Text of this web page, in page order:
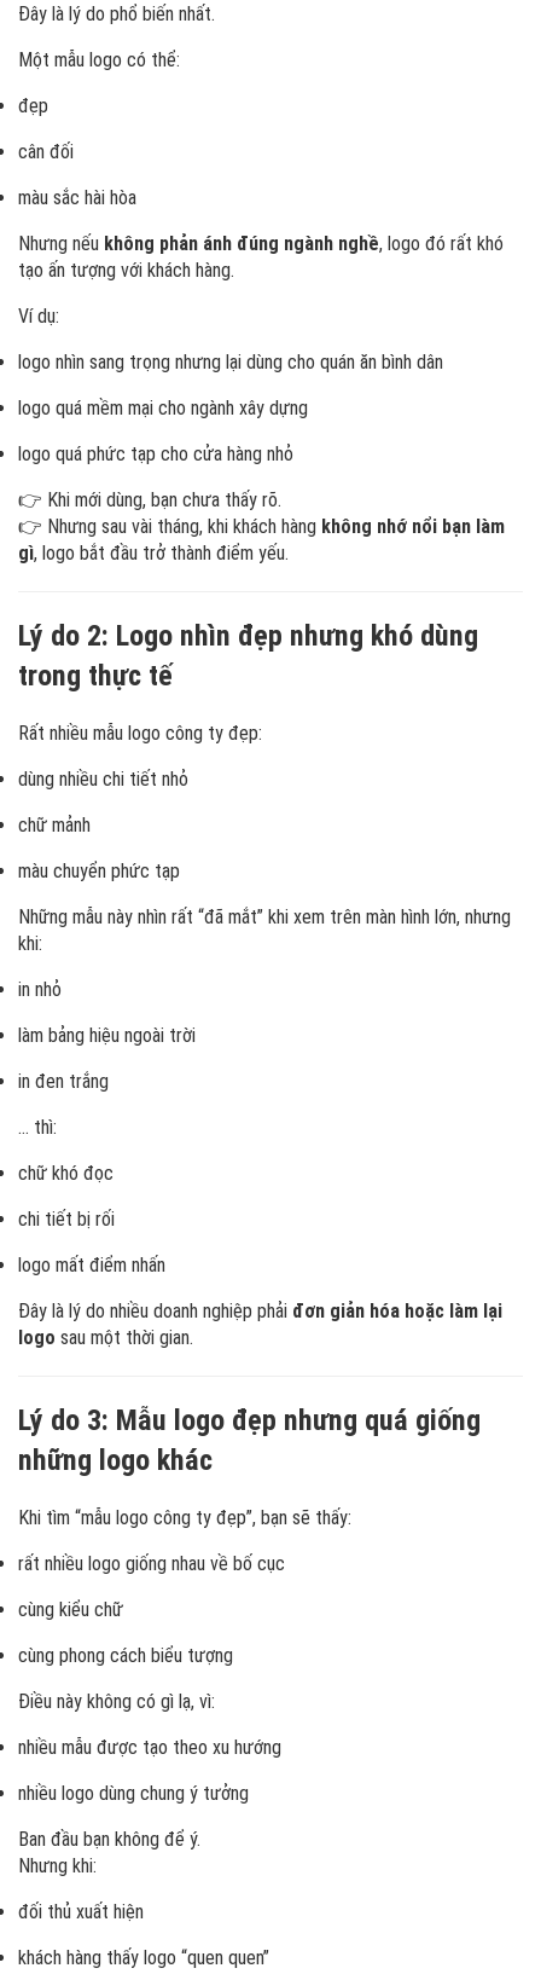
Đây là lý do phổ biến nhất.
Một mẫu logo có thể:
đẹp
cân đối
màu sắc hài hòa
Nhưng nếu không phản ánh đúng ngành nghề, logo đó rất khó
tạo ấn tượng với khách hàng.
Ví dụ:
logo nhìn sang trọng nhưng lại dùng cho quán ăn bình dân
logo quá mềm mại cho ngành xây dựng
logo quá phức tạp cho cửa hàng nhỏ
👉 Khi mới dùng, bạn chưa thấy rõ.
👉 Nhưng sau vài tháng, khi khách hàng không nhớ nổi bạn làm
gì, logo bắt đầu trở thành điểm yếu.
Lý do 2: Logo nhìn đẹp nhưng khó dùng
trong thực tế
Rất nhiều mẫu logo công ty đẹp:
dùng nhiều chi tiết nhỏ
chữ mảnh
màu chuyển phức tạp
Những mẫu này nhìn rất “đã mắt” khi xem trên màn hình lớn, nhưng
khi:
in nhỏ
làm bảng hiệu ngoài trời
in đen trắng
… thì:
chữ khó đọc
chi tiết bị rối
logo mất điểm nhấn
Đây là lý do nhiều doanh nghiệp phải đơn giản hóa hoặc làm lại
logo sau một thời gian.
Lý do 3: Mẫu logo đẹp nhưng quá giống
những logo khác
Khi tìm “mẫu logo công ty đẹp”, bạn sẽ thấy:
rất nhiều logo giống nhau về bố cục
cùng kiểu chữ
cùng phong cách biểu tượng
Điều này không có gì lạ, vì:
nhiều mẫu được tạo theo xu hướng
nhiều logo dùng chung ý tưởng
Ban đầu bạn không để ý.
Nhưng khi:
đối thủ xuất hiện
khách hàng thấy logo “quen quen”